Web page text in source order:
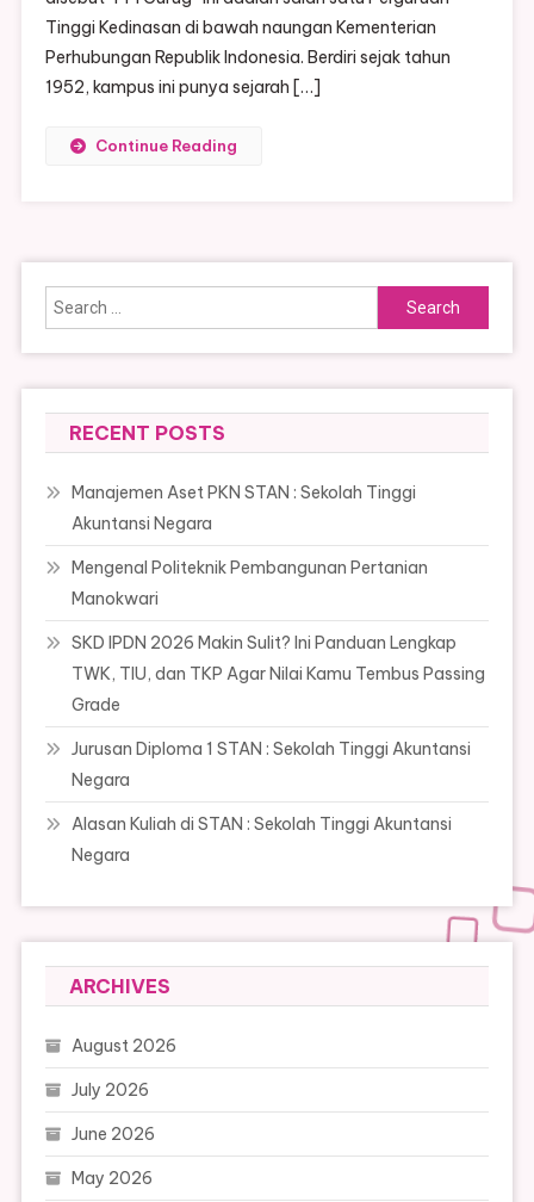
Tinggi Kedinasan di bawah naungan Kementerian
Perhubungan Republik Indonesia. Berdiri sejak tahun
1952, kampus ini punya sejarah […]
Continue Reading
Search
for:
RECENT POSTS
Manajemen Aset PKN STAN : Sekolah Tinggi
Akuntansi Negara
Mengenal Politeknik Pembangunan Pertanian
Manokwari
SKD IPDN 2026 Makin Sulit? Ini Panduan Lengkap
TWK, TIU, dan TKP Agar Nilai Kamu Tembus Passing
Grade
Jurusan Diploma 1 STAN : Sekolah Tinggi Akuntansi
Negara
Alasan Kuliah di STAN : Sekolah Tinggi Akuntansi
Negara
ARCHIVES
August 2026
July 2026
June 2026
May 2026